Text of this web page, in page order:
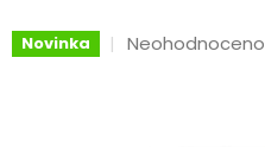
Novinka
Průměrné
Neohodnoceno